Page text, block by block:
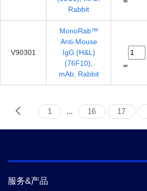
Rabbit
V90301
MonoRab™
Anti-Mouse
IgG (H&L)
(76F10),
mAb, Rabbit
1 ... 16 17
服务&产品